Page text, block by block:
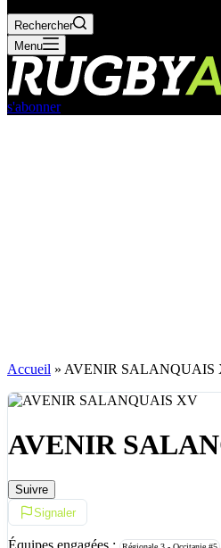
Rechercher
Menu
s'abonner
Accueil » AVENIR SALANQUAIS
AVENIR
Suivre
Signaler
Équipes engagées :